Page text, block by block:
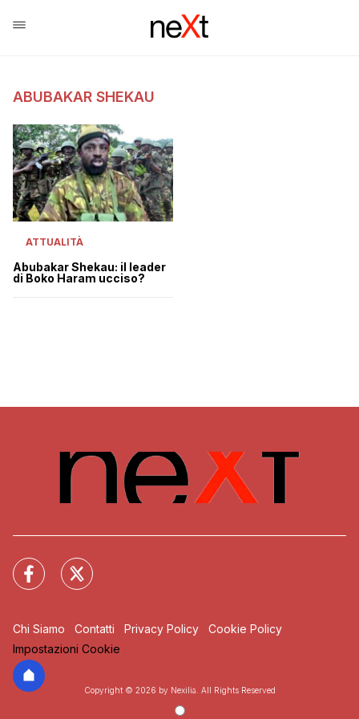
ABUBAKAR SHEKAU
ATTUALITÀ
Abubakar Shekau: il leader
di Boko Haram ucciso?
Chi Siamo Contatti Privacy Policy
Cookie Policy
Impostazioni Cookie
Copyright © 2026 by Nexilia. All Rights Reserved